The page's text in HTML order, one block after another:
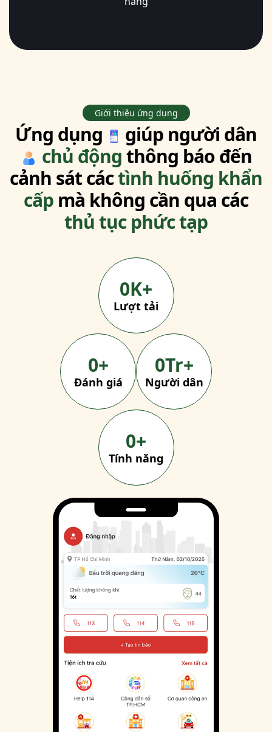
Giới thiệu ứng dụng
Ứng dụng
giúp người dân
chủ độngthông báo đến
cảnh sát cáctình huống khẩn
cấp mà không cần qua các
thủ tục phức tạp
0K+
Lượt tải
0+
Đánh giá
0Tr+
Người dân
0+
Tính năng